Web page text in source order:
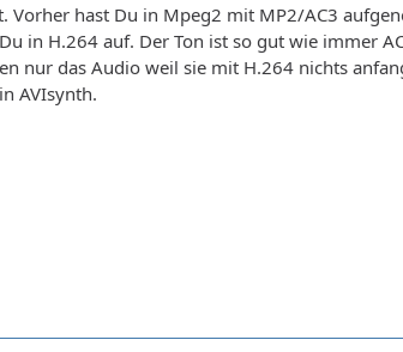
Vorher hast Du in Mpeg2 mit MP2/AC3
in H.264 auf. Der Ton ist so gut wie immer
nur das Audio weil sie mit H.264 nichts
AVIsynth.